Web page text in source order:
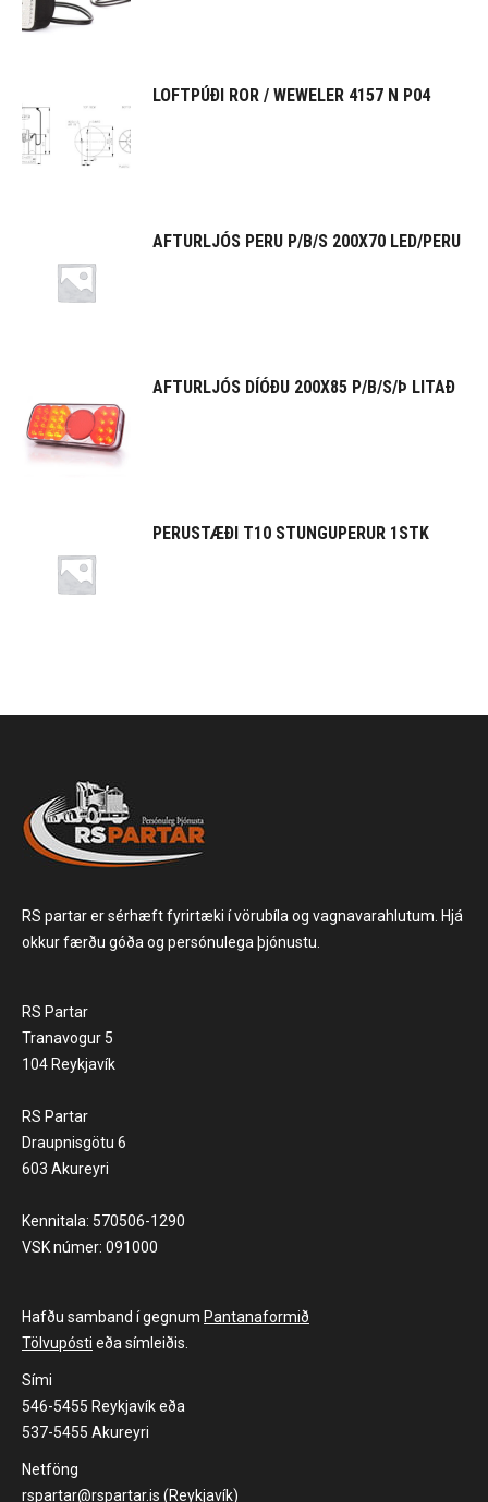
LOFTPÚÐI ROR / WEWELER 4157 N P04
AFTURLJÓS PERU P/B/S 200X70 LED/PERU
AFTURLJÓS DÍÓÐU 200X85 P/B/S/Þ LITAÐ
PERUSTÆÐI T10 STUNGUPERUR 1STK
RS partar er sérhæft fyrirtæki í vörubíla og vagnavarahlutum. Hjá
okkur færðu góða og persónulega þjónustu.
RS Partar
Tranavogur 5
104 Reykjavík
RS Partar
Draupnisgötu 6
603 Akureyri
Kennitala: 570506-1290
VSK númer: 091000
Hafðu samband í gegnum Pantanaformið
Tölvupósti eða símleiðis.
Sími
546-5455 Reykjavík eða
537-5455 Akureyri
Netföng
rspartar@rspartar.is (Reykjavík)